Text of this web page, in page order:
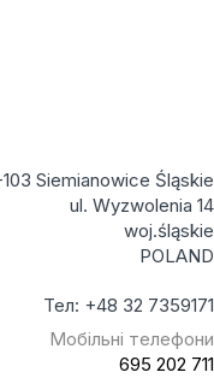
103 Siemianowice Śląskie
ul. Wyzwolenia 14
woj.śląskie
POLAND
Тел: +48 32 7359171
Мобільні телефони
695 202 711